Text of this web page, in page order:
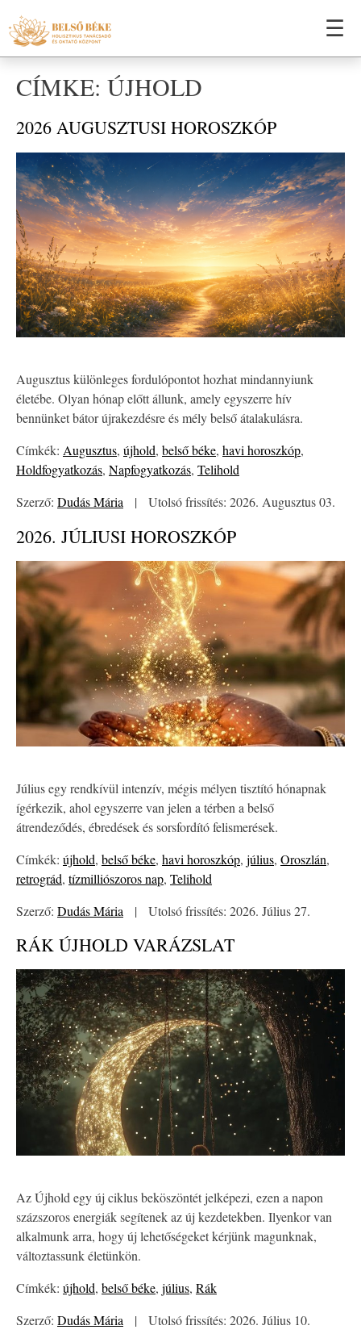
☰
CÍMKE: ÚJHOLD
2026 AUGUSZTUSI HOROSZKÓP
Augusztus különleges fordulópontot hozhat mindannyiunk
életébe. Olyan hónap előtt állunk, amely egyszerre hív
bennünket bátor újrakezdésre és mély belső átalakulásra.
Címkék: Augusztus, újhold, belső béke, havi horoszkóp,
Holdfogyatkozás, Napfogyatkozás, Telihold
Szerző: Dudás Mária | Utolsó frissítés: 2026. Augusztus 03.
2026. JÚLIUSI HOROSZKÓP
Július egy rendkívül intenzív, mégis mélyen tisztító hónapnak
ígérkezik, ahol egyszerre van jelen a térben a belső
átrendeződés, ébredések és sorsfordító felismerések.
Címkék: újhold, belső béke, havi horoszkóp, július, Oroszlán,
retrográd, tízmilliószoros nap, Telihold
Szerző: Dudás Mária | Utolsó frissítés: 2026. Július 27.
RÁK ÚJHOLD VARÁZSLAT
Az Újhold egy új ciklus beköszöntét jelképezi, ezen a napon
százszoros energiák segítenek az új kezdetekben. Ilyenkor van
alkalmunk arra, hogy új lehetőségeket kérjünk magunknak,
változtassunk életünkön.
Címkék: újhold, belső béke, július, Rák
Szerző: Dudás Mária | Utolsó frissítés: 2026. Július 10.